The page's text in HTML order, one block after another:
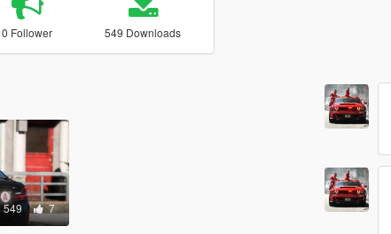
0 Follower 549 Downloads
549 7